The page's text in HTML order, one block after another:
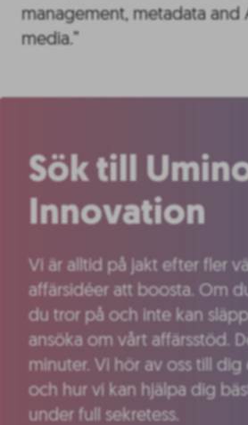
management, metadata and
media.”
Sök till
Innovation
Vi är alltid på jakt efter fler
affärsidéer att boosta. Om
du tror på och inte kan
ansöka om vårt affärsstöd.
minuter. Vi hör av oss till
och hur vi kan hjälpa dig
under full sekretess.